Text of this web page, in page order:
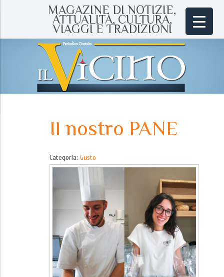
MAGAZINE DI NOTIZIE,
ATTUALITÀ, CULTURA,
VIAGGI E TRADIZIONI
Il nostro PANE
Categoria: Gusto